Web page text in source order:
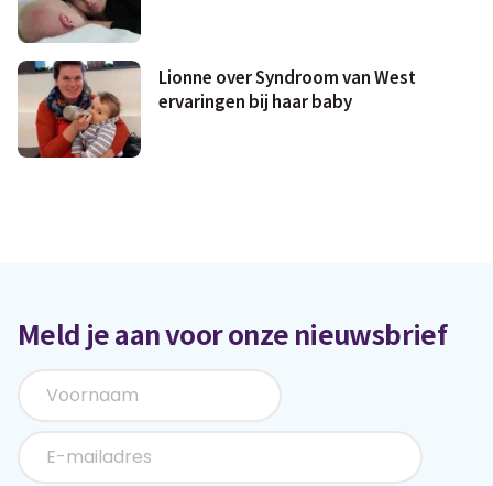
Lionne over Syndroom van West
ervaringen bij haar baby
Meld je aan voor onze nieuwsbrief